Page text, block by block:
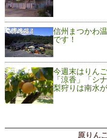
信州まつかわ
です！
今週末はりん
「涼香」「シ
梨狩りは南水
原りん